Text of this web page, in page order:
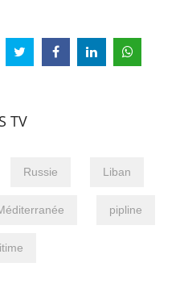
TV
Russie Liban
pipline